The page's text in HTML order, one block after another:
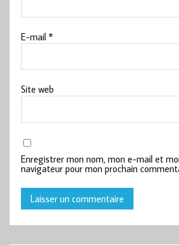
E-mail*
Site web
Enregistrer mon nom, mon e-mail et
navigateur pour mon prochain